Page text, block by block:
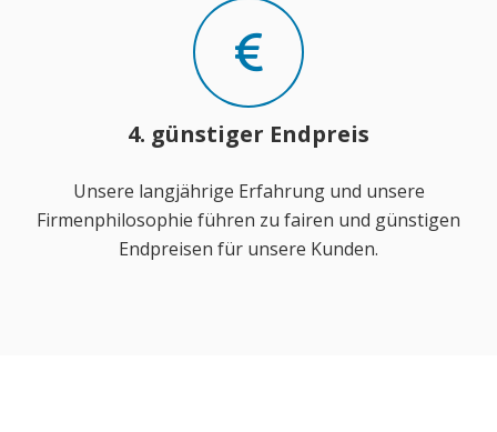
4. günstiger Endpreis
Unsere langjährige Erfahrung und unsere
Firmenphilosophie führen zu fairen und günstigen
Endpreisen für unsere Kunden.